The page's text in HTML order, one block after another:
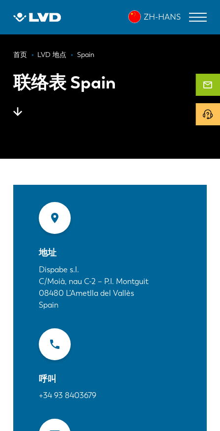
ZH-HANS
面
包
屑
首页 LVD 地点 Spain
联络表 Spain
地址
Dispabe s.l.
C/Moià, nau C-2 – P.I. Montguit
08480 L’Ametlla del Vallès
Spain
呼叫
+34 93 8403679
激光切割机
折弯机
冲床
软件
关于 LVD
最新消息
客户案例
展会活动
资源中心
行业和解决方案
联系我们